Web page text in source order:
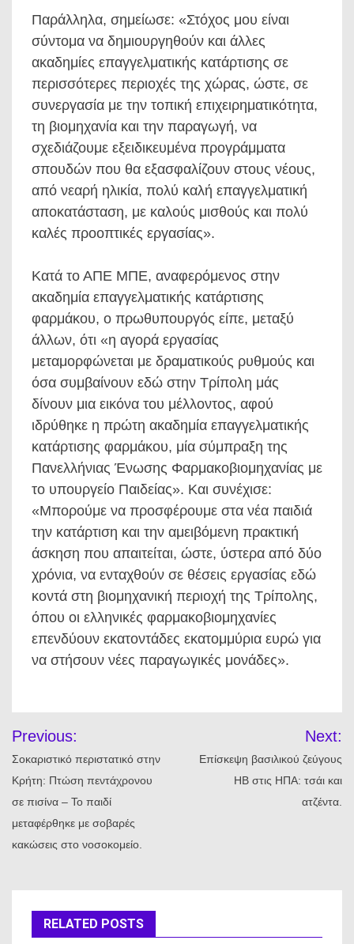
Παράλληλα, σημείωσε: «Στόχος μου είναι
σύντομα να δημιουργηθούν και άλλες
ακαδημίες επαγγελματικής κατάρτισης σε
περισσότερες περιοχές της χώρας, ώστε, σε
συνεργασία με την τοπική επιχειρηματικότητα,
τη βιομηχανία και την παραγωγή, να
σχεδιάζουμε εξειδικευμένα προγράμματα
σπουδών που θα εξασφαλίζουν στους νέους,
από νεαρή ηλικία, πολύ καλή επαγγελματική
αποκατάσταση, με καλούς μισθούς και πολύ
καλές προοπτικές εργασίας».
Κατά το ΑΠΕ ΜΠΕ, αναφερόμενος στην
ακαδημία επαγγελματικής κατάρτισης
φαρμάκου, ο πρωθυπουργός είπε, μεταξύ
άλλων, ότι «η αγορά εργασίας
μεταμορφώνεται με δραματικούς ρυθμούς και
όσα συμβαίνουν εδώ στην Τρίπολη μάς
δίνουν μια εικόνα του μέλλοντος, αφού
ιδρύθηκε η πρώτη ακαδημία επαγγελματικής
κατάρτισης φαρμάκου, μία σύμπραξη της
Πανελλήνιας Ένωσης Φαρμακοβιομηχανίας με
το υπουργείο Παιδείας». Και συνέχισε:
«Μπορούμε να προσφέρουμε στα νέα παιδιά
την κατάρτιση και την αμειβόμενη πρακτική
άσκηση που απαιτείται, ώστε, ύστερα από δύο
χρόνια, να ενταχθούν σε θέσεις εργασίας εδώ
κοντά στη βιομηχανική περιοχή της Τρίπολης,
όπου οι ελληνικές φαρμακοβιομηχανίες
επενδύουν εκατοντάδες εκατομμύρια ευρώ για
να στήσουν νέες παραγωγικές μονάδες».
άρθρων
Previous:
Σοκαριστικό περιστατικό στην
Κρήτη: Πτώση πεντάχρονου
σε πισίνα – Το παιδί
μεταφέρθηκε με σοβαρές
κακώσεις στο νοσοκομείο.
Next:
Επίσκεψη βασιλικού ζεύγους
ΗΒ στις ΗΠΑ: τσάι και
ατζέντα.
RELATED POSTS